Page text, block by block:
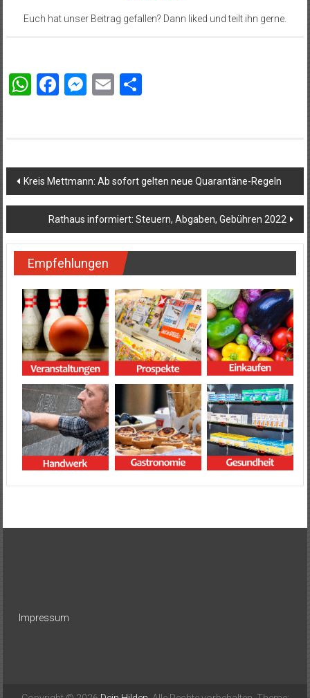
Euch hat unser Beitrag gefallen? Dann liked und teilt ihn gerne.
WhatsApp
Facebook
Messenger
EmailTeilen
Beitragsnavigation
Kreis Mettmann: Ab sofort gelten neue Quarantäne-Regeln
Rathaus informiert: Steuern, Abgaben, Gebühren 2022
Empfehlungen
Impressum